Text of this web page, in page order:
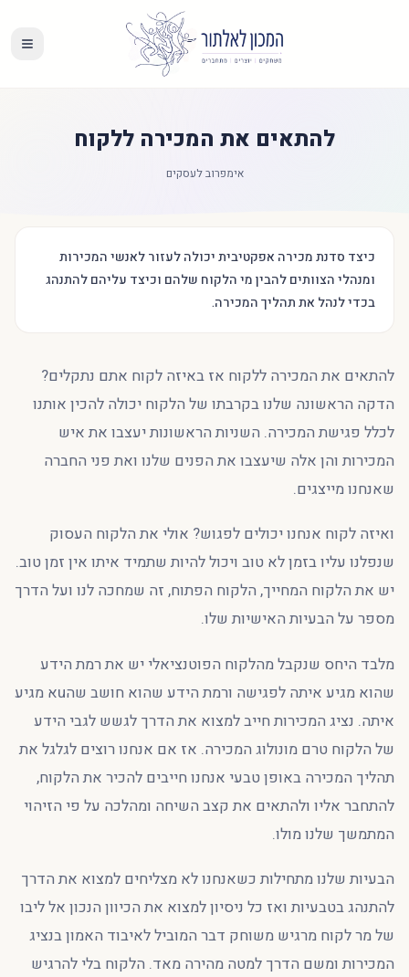
להתאים את המכירה ללקוח
אימפרוב לעסקים
כיצד סדנת מכירה אפקטיבית יכולה לעזור לאנשי המכירות
ומנהלי הצוותים להבין מי הלקוח שלהם וכיצד עליהם להתנהג
בכדי לנהל את תהליך המכירה.
להתאים את המכירה ללקוח אז באיזה לקוח אתם נתקלים?
הדקה הראשונה שלנו בקרבתו של הלקוח יכולה להכין אותנו
לכלל פגישת המכירה. השניות הראשונות יעצבו את איש
המכירות והן אלה שיעצבו את הפנים שלנו ואת פני החברה
שאנחנו מייצגים.
ואיזה לקוח אנחנו יכולים לפגוש? אולי את הלקוח העסוק
שנפלנו עליו בזמן לא טוב ויכול להיות שתמיד איתו אין זמן טוב.
יש את הלקוח המחייך, הלקוח הפתוח, זה שמחכה לנו ועל הדרך
מספר על הבעיות האישיות שלו.
מלבד היחס שנקבל מהלקוח הפוטנציאלי יש את רמת הידע
שהוא מגיע איתה לפגישה ורמת הידע שהוא חושב שהuא מגיע
איתה. נציג המכירות חייב למצוא את הדרך לגשש לגבי הידע
של הלקוח טרם מונולוג המכירה. אז אם אנחנו רוצים לגלגל את
תהליך המכירה באופן טבעי אנחנו חייבים להכיר את הלקוח,
להתחבר אליו ולהתאים את קצב השיחה ומהלכה על פי הזיהוי
המתמשך שלנו מולו.
הבעיות שלנו מתחילות כשאנחנו לא מצליחים למצוא את הדרך
להתנהג בטבעיות ואז כל ניסיון למצוא את הכיוון הנכון אל ליבו
של מר לקוח מרגיש משוחק דבר המוביל לאיבוד האמון בנציג
המכירות ומשם הדרך למטה מהירה מאד. הלקוח בלי להרגיש